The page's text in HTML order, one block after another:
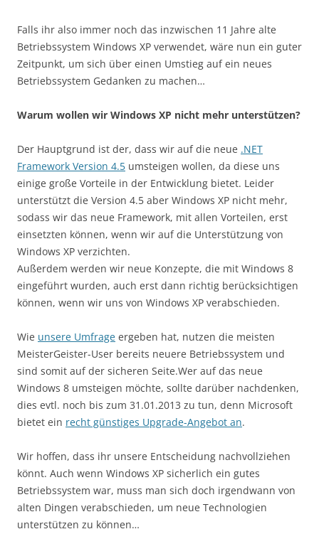
Falls ihr also immer noch das inzwischen 11 Jahre alte
Betriebssystem Windows XP verwendet, wäre nun ein guter
Zeitpunkt, um sich über einen Umstieg auf ein neues
Betriebssystem Gedanken zu machen…
Warum wollen wir Windows XP nicht mehr unterstützen?
Der Hauptgrund ist der, dass wir auf die neue .NET
Framework Version 4.5 umsteigen wollen, da diese uns
einige große Vorteile in der Entwicklung bietet. Leider
unterstützt die Version 4.5 aber Windows XP nicht mehr,
sodass wir das neue Framework, mit allen Vorteilen, erst
einsetzten können, wenn wir auf die Unterstützung von
Windows XP verzichten.
Außerdem werden wir neue Konzepte, die mit Windows 8
eingeführt wurden, auch erst dann richtig berücksichtigen
können, wenn wir uns von Windows XP verabschieden.
Wie unsere Umfrage ergeben hat, nutzen die meisten
MeisterGeister-User bereits neuere Betriebssystem und
sind somit auf der sicheren Seite.Wer auf das neue
Windows 8 umsteigen möchte, sollte darüber nachdenken,
dies evtl. noch bis zum 31.01.2013 zu tun, denn Microsoft
bietet ein recht günstiges Upgrade-Angebot an.
Wir hoffen, dass ihr unsere Entscheidung nachvollziehen
könnt. Auch wenn Windows XP sicherlich ein gutes
Betriebssystem war, muss man sich doch irgendwann von
alten Dingen verabschieden, um neue Technologien
unterstützen zu können…